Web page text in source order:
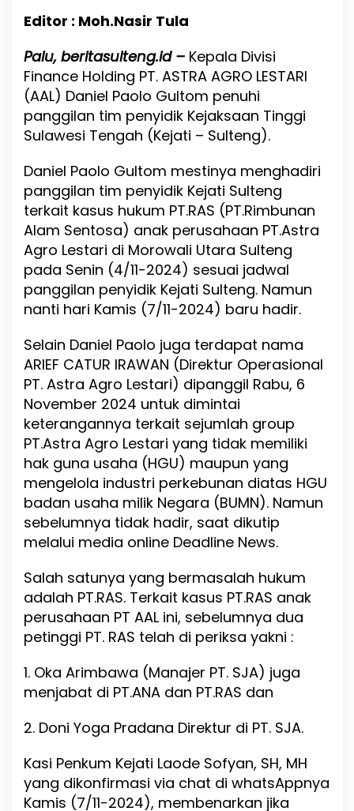
i
n
a
c
H
o
d
i
n
g
P
T
L
D
a
i
e
l
P
a
o
l
o
G
u
t
o
m
P
e
u
h
i
a
g
l
Editor : Moh.Nasir Tula
Palu, beritasulteng.id – Kepala Divisi
Finance Holding PT. ASTRA AGRO LESTARI
(AAL) Daniel Paolo Gultom penuhi
panggilan tim penyidik Kejaksaan Tinggi
Sulawesi Tengah (Kejati – Sulteng).
Daniel Paolo Gultom mestinya menghadiri
panggilan tim penyidik Kejati Sulteng
terkait kasus hukum PT.RAS (PT.Rimbunan
Alam Sentosa) anak perusahaan PT.Astra
Agro Lestari di Morowali Utara Sulteng
pada Senin (4/11-2024) sesuai jadwal
panggilan penyidik Kejati Sulteng. Namun
nanti hari Kamis (7/11-2024) baru hadir.
Selain Daniel Paolo juga terdapat nama
ARIEF CATUR IRAWAN (Direktur Operasional
PT. Astra Agro Lestari) dipanggil Rabu, 6
November 2024 untuk dimintai
keterangannya terkait sejumlah group
PT.Astra Agro Lestari yang tidak memiliki
hak guna usaha (HGU) maupun yang
mengelola industri perkebunan diatas HGU
badan usaha milik Negara (BUMN). Namun
sebelumnya tidak hadir, saat dikutip
melalui media online Deadline News.
Salah satunya yang bermasalah hukum
adalah PT.RAS. Terkait kasus PT.RAS anak
perusahaan PT AAL ini, sebelumnya dua
petinggi PT. RAS telah di periksa yakni :
1. Oka Arimbawa (Manajer PT. SJA) juga
menjabat di PT.ANA dan PT.RAS dan
2. Doni Yoga Pradana Direktur di PT. SJA.
Kasi Penkum Kejati Laode Sofyan, SH, MH
yang dikonfirmasi via chat di whatsAppnya
Kamis (7/11-2024), membenarkan jika